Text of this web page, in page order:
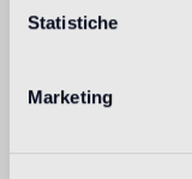
Statistiche
Marketing